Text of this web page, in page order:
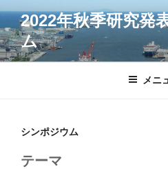
テ
ン
2022年秋季研究発
ム
メニ
シンポジウム
テーマ